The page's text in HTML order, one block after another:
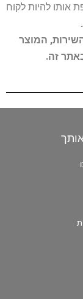
אותו להיות לקוח
המוצר
זה.
אותך